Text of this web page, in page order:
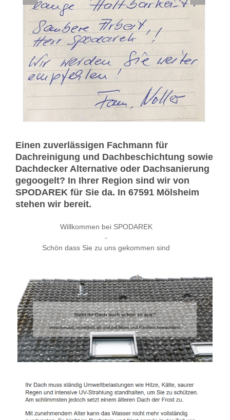
Einen zuverlässigen Fachmann für
Dachreinigung und Dachbeschichtung sowie
Dachdecker Alternative oder Dachsanierung
gegoogelt? In Ihrer Region sind wir von
SPODAREK für Sie da. In 67591 Mölsheim
stehen wir bereit.
Willkommen bei SPODAREK
-
Schön dass Sie zu uns gekommen sind